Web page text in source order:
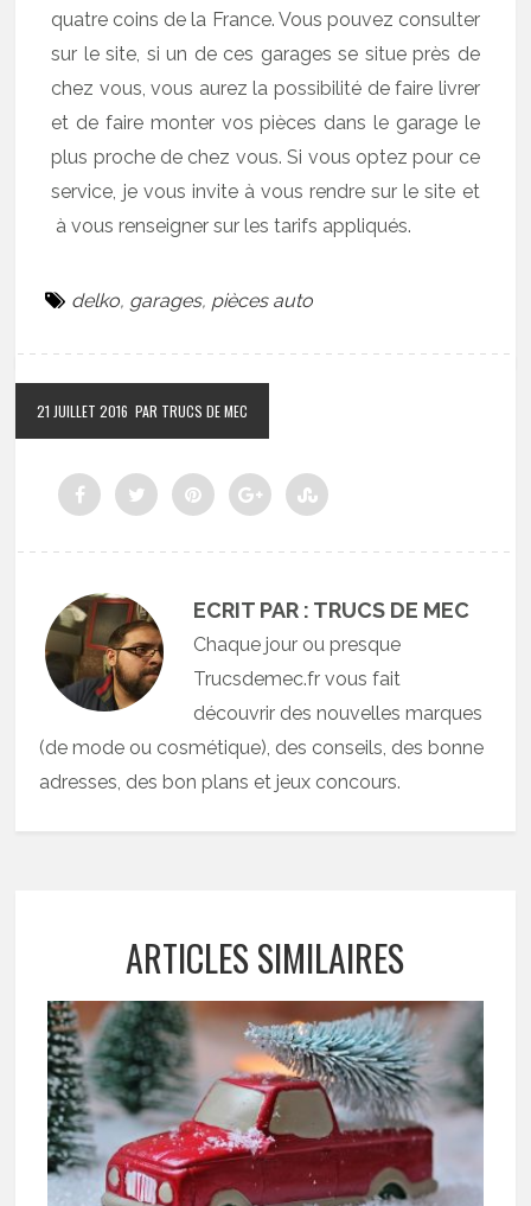
quatre coins de la France. Vous pouvez consulter
sur le site, si un de ces garages se situe près de
chez vous, vous aurez la possibilité de faire livrer
et de faire monter vos pièces dans le garage le
plus proche de chez vous. Si vous optez pour ce
service, je vous invite à vous rendre sur le site et
à vous renseigner sur les tarifs appliqués.
delko, garages, pièces auto
21 JUILLET 2016 PAR TRUCS DE MEC
ECRIT PAR : TRUCS DE MEC
Chaque jour ou presque
Trucsdemec.fr vous fait
découvrir des nouvelles marques
(de mode ou cosmétique), des conseils, des bonne
adresses, des bon plans et jeux concours.
ARTICLES SIMILAIRES